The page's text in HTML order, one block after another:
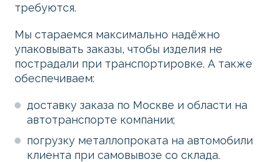
требуются.
Мы стараемся максимально надёжно
упаковывать заказы, чтобы изделия не
пострадали при транспортировке. А также
обеспечиваем:
доставку заказа по Москве и области на
автотранспорте компании;
погрузку металлопроката на автомобили
клиента при самовывозе со склада.